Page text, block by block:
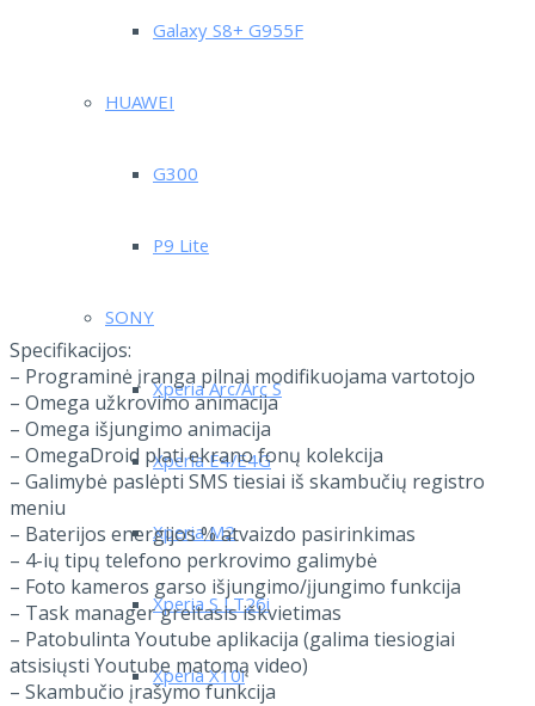
Galaxy S8+ G955F
HUAWEI
G300
P9 Lite
SONY
Xperia Arc/Arc S
Xperia E4/E4G
Xperia M2
Xperia S LT26i
Xperia X10i
Specifikacijos:
– Programinė įranga pilnai modifikuojama vartotojo
– Omega užkrovimo animacija
– Omega išjungimo animacija
– OmegaDroid plati ekrano fonų kolekcija
– Galimybė paslėpti SMS tiesiai iš skambučių registro
meniu
– Baterijos energijos % atvaizdo pasirinkimas
– 4-ių tipų telefono perkrovimo galimybė
– Foto kameros garso išjungimo/įjungimo funkcija
– Task manager greitasis iškvietimas
– Patobulinta Youtube aplikacija (galima tiesiogiai
atsisiųsti Youtube matomą video)
– Skambučio įrašymo funkcija